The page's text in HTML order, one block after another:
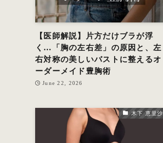
【医師解説】片方だけブラが浮
く…「胸の左右差」の原因と、左
右対称の美しいバストに整えるオ
ーダーメイド豊胸術
June 22, 2026
木下 恵里沙